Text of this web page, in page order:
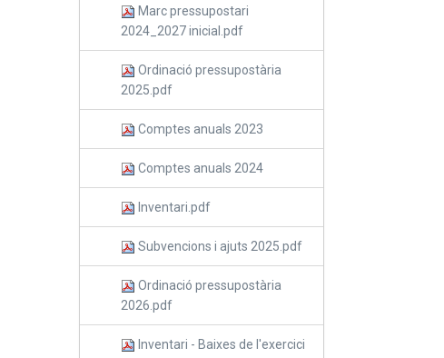
Marc pressupostari
2024_2027 inicial.pdf
Ordinació pressupostària
2025.pdf
Comptes anuals 2023
Comptes anuals 2024
Inventari.pdf
Subvencions i ajuts 2025.pdf
Ordinació pressupostària
2026.pdf
Inventari - Baixes de l'exercici